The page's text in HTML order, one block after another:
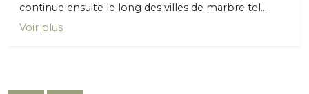
continue ensuite le long des villes de marbre tel...
Voir plus